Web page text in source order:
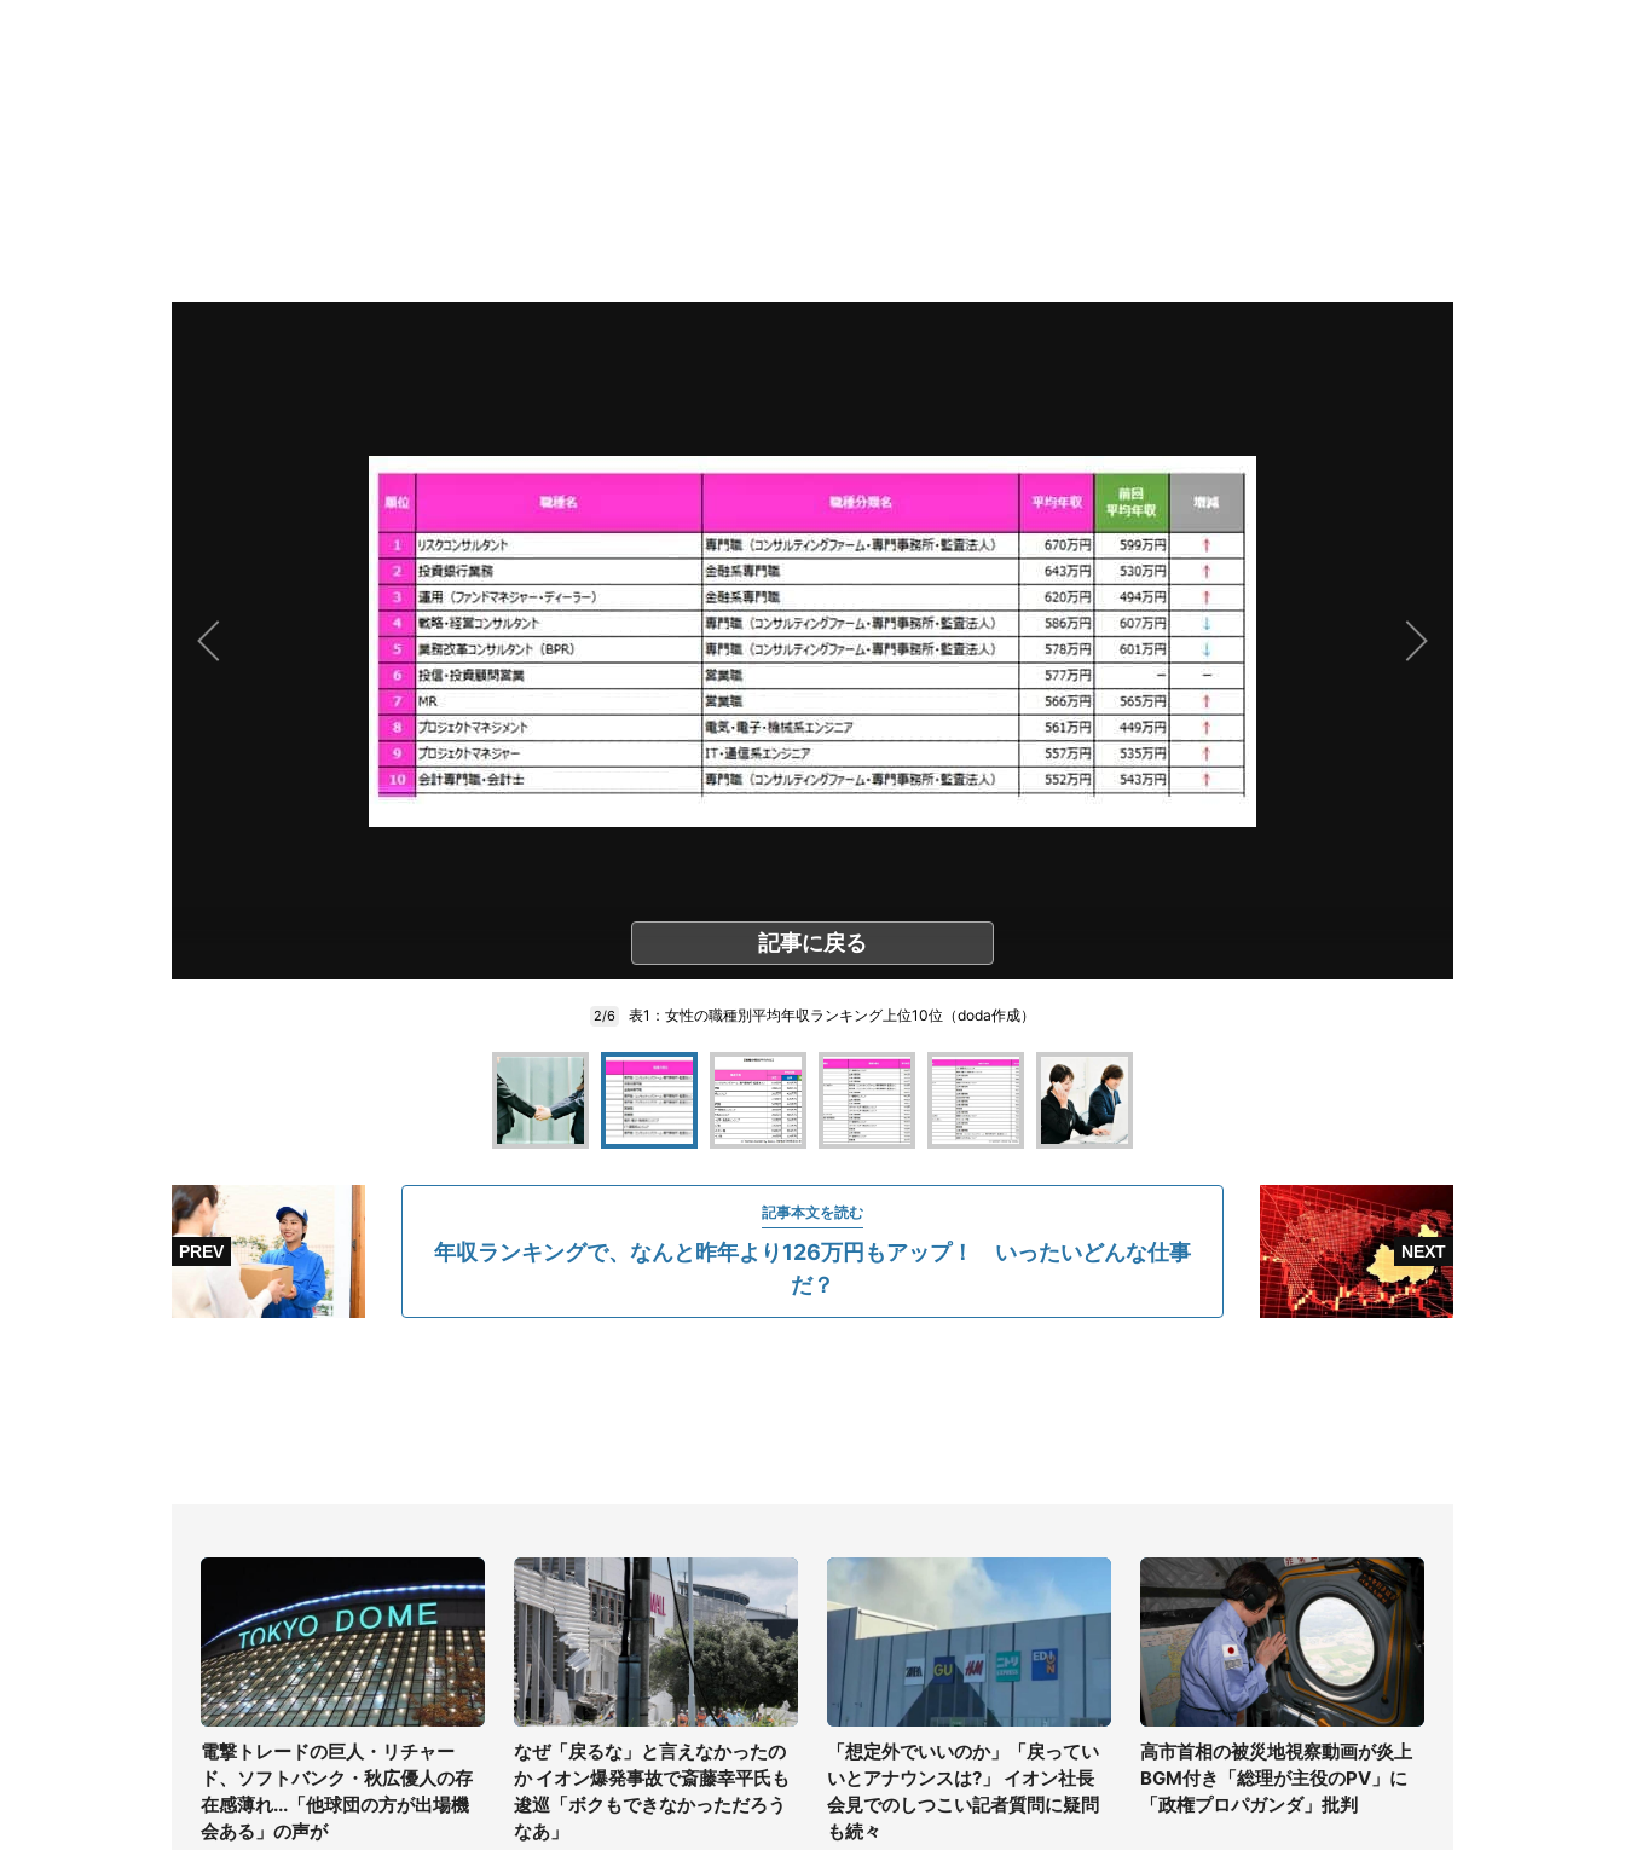
記事に戻る
2/6 表1：女性の職種別平均年収ランキング上位10位（doda作成）
記事本文を読む
年収ランキングで、なんと昨年より126万円もアップ！ いったいどんな仕事
だ？
電撃トレードの巨人・リチャー
ド、ソフトバンク・秋広優人の存
在感薄れ...「他球団の方が出場機
会ある」の声が
なぜ「戻るな」と言えなかったの
か イオン爆発事故で斎藤幸平氏も
逡巡「ボクもできなかっただろう
なあ」
「想定外でいいのか」「戻ってい
いとアナウンスは?」 イオン社長
会見でのしつこい記者質問に疑問
も続々
高市首相の被災地視察動画が炎上
BGM付き「総理が主役のPV」に
「政権プロパガンダ」批判